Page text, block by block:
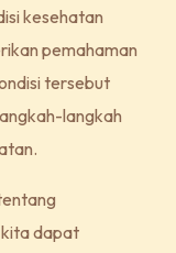
kesehatan
pemahaman
tersebut
langkah
dapat